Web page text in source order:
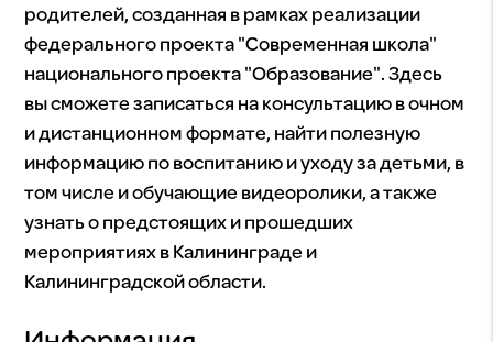
родителей, созданная в рамках реализации
федерального проекта "Современная школа"
национального проекта "Образование". Здесь
вы сможете записаться на консультацию в очном
и дистанционном формате, найти полезную
информацию по воспитанию и уходу за детьми, в
том числе и обучающие видеоролики, а также
узнать о предстоящих и прошедших
мероприятиях в Калининграде и
Калининградской области.